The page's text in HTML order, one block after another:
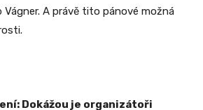
Vágner. A právě tito pánové možná
Dokážou je organizátoři